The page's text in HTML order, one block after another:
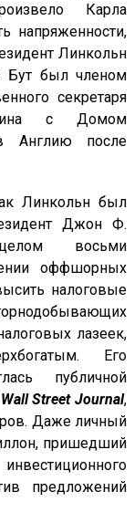
Карла
напряженности,
Линкольн
Бут был членом
секретаря
с Домом
Англию после
Линкольн был
Джон Ф.
восьми
оффшорных
налоговые
лазеек,
Его
публичной
Wall Street Journal,
Даже личный
пришедший
предложений